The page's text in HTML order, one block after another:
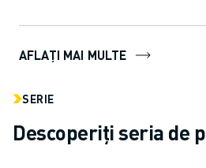
să creeze, să pro...
AFLAȚI MAI MULTE
SERIE
Descoperiți seria de